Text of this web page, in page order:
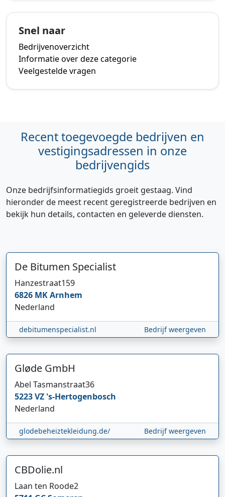
Snel naar
Bedrijvenoverzicht
Informatie over deze categorie
Veelgestelde vragen
Recent toegevoegde bedrijven en
vestigingsadressen in onze
bedrijvengids
Onze bedrijfsinformatiegids groeit gestaag. Vind
hieronder de meest recent geregistreerde bedrijven en
bekijk hun details, contacten en geleverde diensten.
De Bitumen Specialist
Hanzestraat159
6826 MKArnhem
Nederland
debitumenspecialist.nl Bedrijf weergeven
Gløde GmbH
Abel Tasmanstraat36
5223 VZ 's-Hertogenbosch
Nederland
glodebeheiztekleidung.de/ Bedrijf weergeven
CBDolie.nl
Laan ten Roode2